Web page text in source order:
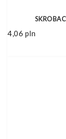
4,06 pln